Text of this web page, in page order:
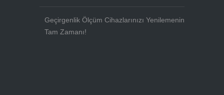
Geçirgenlik Ölçüm Cihazlarınızı Yenilemenin
Tam Zamanı!